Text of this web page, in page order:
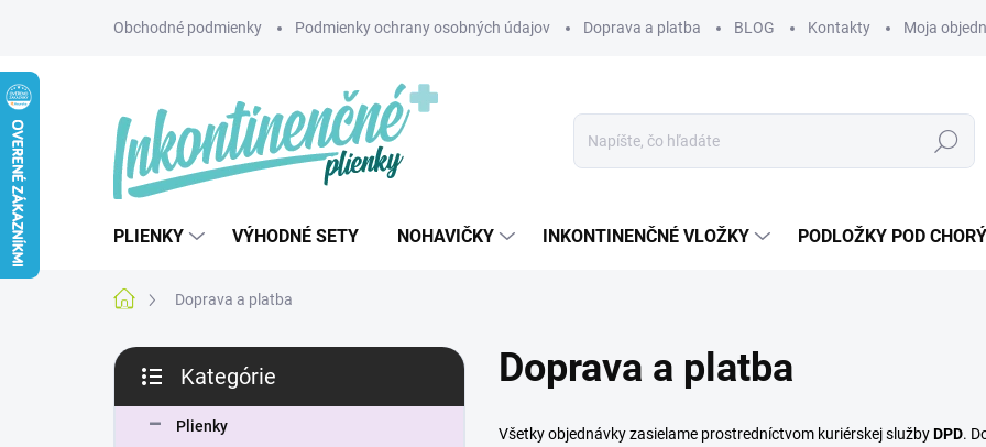
Obchodné podmienky Podmienky ochrany osobných údajov Doprava a platba BLOG Kontakty Moja
Hľadať
PLIENKY VÝHODNÉ SETY NOHAVIČKY INKONTINENČNÉ VLOŽKY PODLOŽKY POD
DomovDoprava a platba
B
č
Kategórie
Plienky
Doprava a platba
Všetky objednávky zasielame prostredníctvom kuriérskej službyDPD.